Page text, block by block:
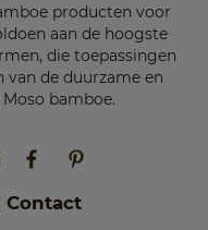
producten voor
aan de hoogste
die toepassingen
de duurzame en
bamboe.
Contact